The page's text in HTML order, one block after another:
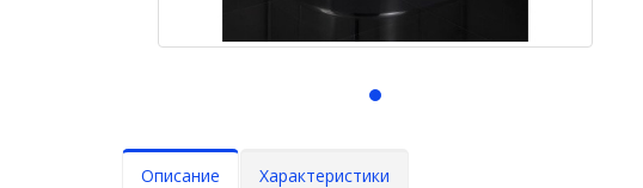
Описание Характеристики